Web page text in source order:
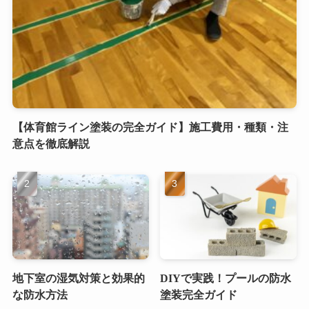
【体育館ライン塗装の完全ガイド】施工費用・種類・注
意点を徹底解説
地下室の湿気対策と効果的
な防水方法
DIYで実践！プールの防水
塗装完全ガイド